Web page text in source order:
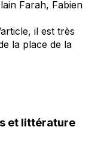
Farah, Fabien
il est très
la place de la
et littérature